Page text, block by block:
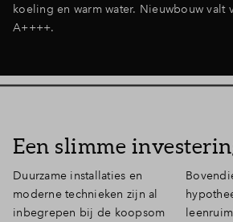
koeling en warm water. Nieuwbouw valt
A++++.
Een slimme
Duurzame installaties en
moderne technieken zijn al
inbegrepen bij de koopsom
Bovendien bieden veel
hypotheekverstrekkers extra
leenruimte of rentekorting